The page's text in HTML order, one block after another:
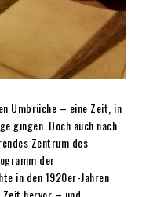
Umbrüche – eine Zeit, in
gingen. Doch auch nach
Zentrum des
der
in den 1920er-Jahren